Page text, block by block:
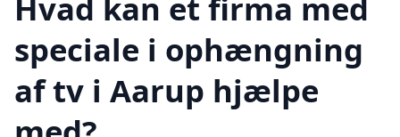
speciale i ophængning
af tv i Aarup hjælpe